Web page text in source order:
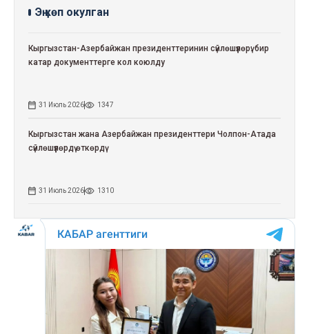
Эң көп окулган
Кыргызстан-Азербайжан президенттеринин сүйлөшүүлөрү: бир
катар документтерге кол коюлду
31 Июль 2026 1347
Кыргызстан жана Азербайжан президенттери Чолпон-Атада
сүйлөшүүлөрдү өткөрдү
31 Июль 2026 1310